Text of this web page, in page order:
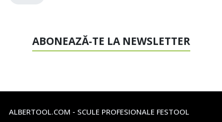
ABONEAZĂ-TE LA NEWSLETTER
ALBERTOOL.COM - SCULE PROFESIONALE FESTOOL